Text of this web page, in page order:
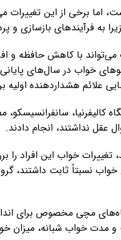
اما برخی از این تغییرات
به فرآیندهای بازسازی و
می‌تواند با کاهش حافظه و
خواب در سال‌های
علائم هشداردهنده
خواب این افراد را
نسبتاً ثابت داشتند،
مچی مخصوص برای
مدت خواب شبانه، میزان